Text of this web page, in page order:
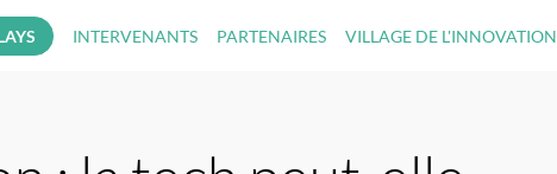
INTERVENANTS PARTENAIRES VILLAGE DE L'INNOVATION